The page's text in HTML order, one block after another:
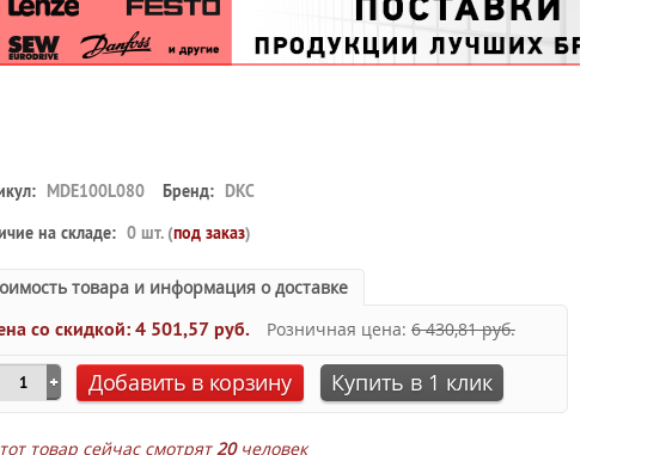
MDE100L080 Бренд: DKC
на складе: 0 шт. (под заказ)
товара и информация о доставке
со скидкой:4 501,57 руб. Розничная цена: 6 430,81 руб.
Добавить в корзину Купить в 1 клик
товар сейчас смотрят20человек